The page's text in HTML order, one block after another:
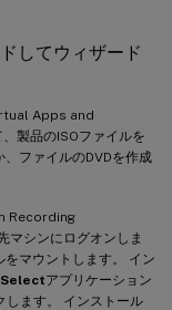
してウィザード
Apps and
製品のISOファイルを
ファイルのDVDを作成
Recording
シンにログオンしま
マウントします。 イン
アプリケーション
します。 インストール